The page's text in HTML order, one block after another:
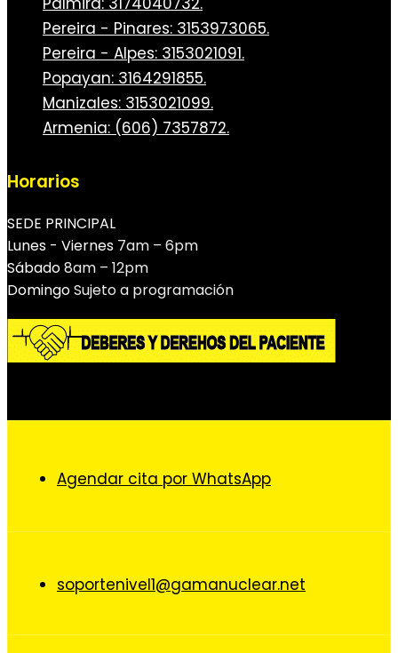
Pereira - Pinares: 3153973065.
Pereira - Alpes: 3153021091.
Popayan: 3164291855.
Manizales: 3153021099.
Armenia: (606) 7357872.
Horarios
SEDE PRINCIPAL
Lunes - Viernes 7am – 6pm
Sábado8am – 12pm
DomingoSujeto a programación
Agendar cita por WhatsApp
soportenivel1@gamanuclear.net